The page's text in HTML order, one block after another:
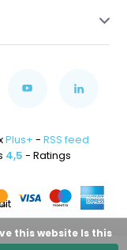
Plus+ - RSS feed
4,5 - Ratings
this website Is this